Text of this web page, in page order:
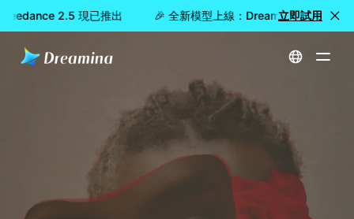
2.5 現已推出 🎉 全新模型上線：Dreamina Seedance
立即試用
首頁 免費線上面部剪貼畫